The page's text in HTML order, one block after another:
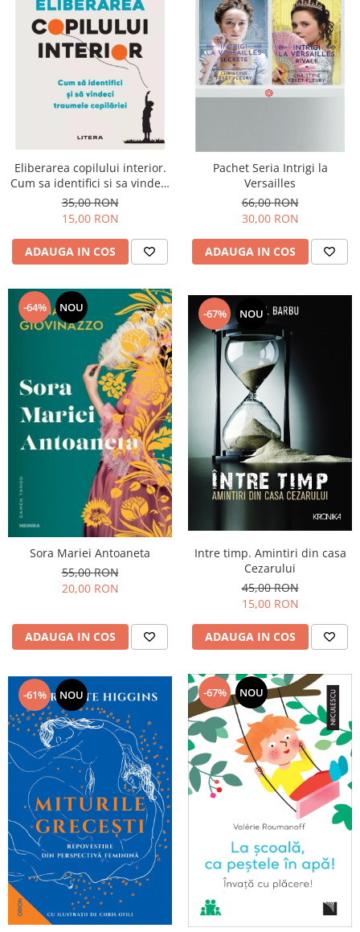
Eliberarea copilului interior.
Cum sa identifici si sa vindeci
traumele copilariei
35,00 RON
15,00 RON
ADAUGA IN COS
Pachet Seria Intrigi la
Versailles
66,00 RON
30,00 RON
ADAUGA IN COS
-64% NOU
Sora Mariei Antoaneta
55,00 RON
20,00 RON
ADAUGA IN COS
-67% NOU
Intre timp. Amintiri din casa
Cezarului
45,00 RON
15,00 RON
ADAUGA IN COS
-61% NOU -67% NOU